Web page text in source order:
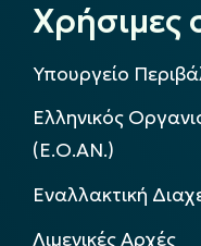
Χρήσιμες
Υπουργείο
Ελληνικός
(Ε.Ο.ΑΝ.)
Εναλλακτική
Λιμενικές Αρχές